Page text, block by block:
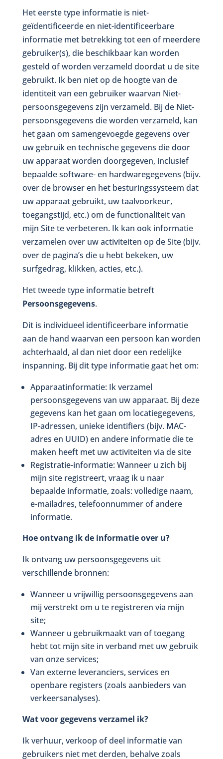
Het eerste type informatie is niet-
geïdentificeerde en niet-identificeerbare
informatie met betrekking tot een of meerdere
gebruiker(s), die beschikbaar kan worden
gesteld of worden verzameld doordat u de site
gebruikt. Ik ben niet op de hoogte van de
identiteit van een gebruiker waarvan Niet-
persoonsgegevens zijn verzameld. Bij de Niet-
persoonsgegevens die worden verzameld, kan
het gaan om samengevoegde gegevens over
uw gebruik en technische gegevens die door
uw apparaat worden doorgegeven, inclusief
bepaalde software- en hardwaregegevens (bijv.
over de browser en het besturingssysteem dat
uw apparaat gebruikt, uw taalvoorkeur,
toegangstijd, etc.) om de functionaliteit van
mijn Site te verbeteren. Ik kan ook informatie
verzamelen over uw activiteiten op de Site (bijv.
over de pagina’s die u hebt bekeken, uw
surfgedrag, klikken, acties, etc.).
Het tweede type informatie betreft
Persoonsgegevens.
Dit is individueel identificeerbare informatie
aan de hand waarvan een persoon kan worden
achterhaald, al dan niet door een redelijke
inspanning. Bij dit type informatie gaat het om:
Apparaatinformatie: Ik verzamel
persoonsgegevens van uw apparaat. Bij deze
gegevens kan het gaan om locatiegegevens,
IP-adressen, unieke identifiers (bijv. MAC-
adres en UUID) en andere informatie die te
maken heeft met uw activiteiten via de site
Registratie-informatie: Wanneer u zich bij
mijn site registreert, vraag ik u naar
bepaalde informatie, zoals: volledige naam,
e-mailadres, telefoonnummer of andere
informatie.
Hoe ontvang ik de informatie over u?
Ik ontvang uw persoonsgegevens uit
verschillende bronnen:
Wanneer u vrijwillig persoonsgegevens aan
mij verstrekt om u te registreren via mijn
site;
Wanneer u gebruikmaakt van of toegang
hebt tot mijn site in verband met uw gebruik
van onze services;
Van externe leveranciers, services en
openbare registers (zoals aanbieders van
verkeersanalyses).
Wat voor gegevens verzamel ik?
Ik verhuur, verkoop of deel informatie van
gebruikers niet met derden, behalve zoals